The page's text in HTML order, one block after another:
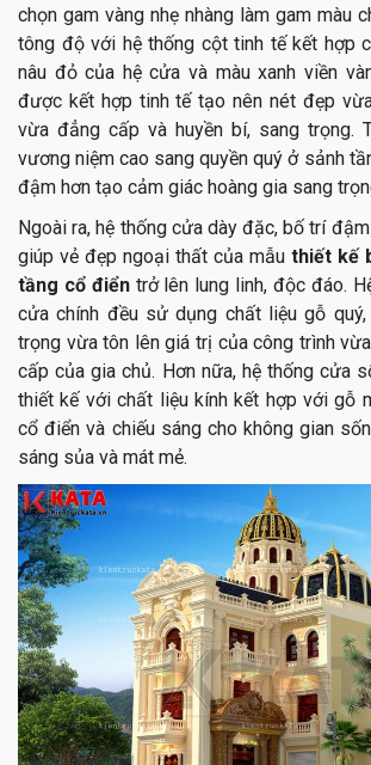
chọn gam vàng nhẹ nhàng làm gam màu
tông độ với hệ thống cột tinh tế kết hợp
nâu đỏ của hệ cửa và màu xanh viền
được kết hợp tinh tế tạo nên nét đẹp
vừa đẳng cấp và huyền bí, sang trọng.
vương niệm cao sang quyền quý ở sảnh
đậm hơn tạo cảm giác hoàng gia sang
Ngoài ra, hệ thống cửa dày đặc, bố trí
giúp vẻ đẹp ngoại thất của mẫu thiết kế
tầng cổ điểntrở lên lung linh, độc đáo.
cửa chính đều sử dụng chất liệu gỗ
trọng vừa tôn lên giá trị của công trình
cấp của gia chủ. Hơn nữa, hệ thống cửa
thiết kế với chất liệu kính kết hợp với gỗ
cổ điển và chiếu sáng cho không gian
sáng sủa và mát mẻ.